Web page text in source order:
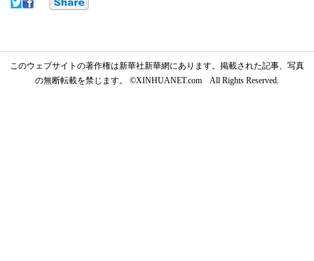
このウェブサイトの著作権は新華社新華網にあります。掲載された記事、写真
の無断転載を禁じます。 ©XINHUANET.com All Rights Reserved.